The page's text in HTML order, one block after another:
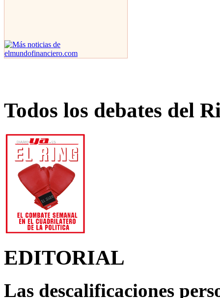
Todos los debates del
EDITORIAL
Las descalificaciones